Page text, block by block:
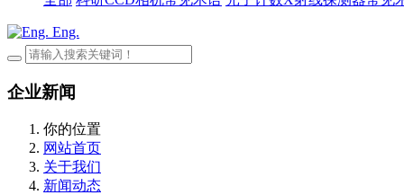
Eng.
企业新闻
你的位置
网站首页
关于我们
新闻动态